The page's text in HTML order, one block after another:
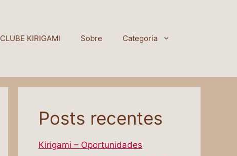
CLUBE KIRIGAMI Sobre Categoria
Posts recentes
Kirigami – Oportunidades